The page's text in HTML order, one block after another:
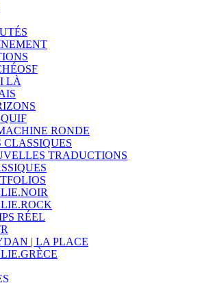
LÀ
RONDE
CLASSIQUES
TRADUCTIONS
RÉEL
| LA PLACE